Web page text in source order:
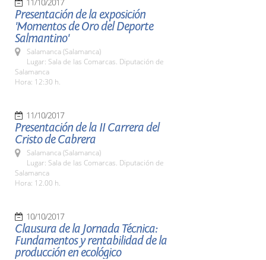
Presentación de la exposición
'Momentos de Oro del Deporte
Salmantino'
Salamanca (Salamanca)
Lugar: Sala de las Comarcas. Diputación de
Salamanca
Hora: 12:30 h.
11/10/2017
Presentación de la II Carrera del
Cristo de Cabrera
Salamanca (Salamanca)
Lugar: Sala de las Comarcas. Diputación de
Salamanca
Hora: 12.00 h.
10/10/2017
Clausura de la Jornada Técnica:
Fundamentos y rentabilidad de la
producción en ecológico